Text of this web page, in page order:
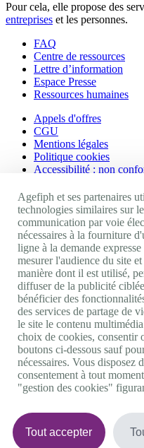
Pour cela, elle propose des
entreprises et les personnes.
FAQ
Centre de ressources
Lettre d’information
Espace Presse
Ressources humaines
Appels d'offres
CGU
Mentions légales
Politique cookies
Accessibilité : non
Nos autres sites
Site portail Agefiph
Activateur de progrès
Handinnov
Innovation et recherche
Université du RRH
Service AppuiPro
Nous suivre
Youtube
Linkedin
Facebook
Twitter
0 800 11 10 09Services &
Nous contacter
Agefiph et ses partenaires
technologies similaires sur
communication par voie
nécessaires à la fourniture
ligne à la demande
mesurer l'audience du site
manière dont il est utilisé,
diffuser de la publicité
bénéficier des
des services de partage de
le site le contenu
choix de cookies, consentir
boutons ci-dessous sauf
nécessaires. Vous disposez
consentement à tout
"gestion des cookies"
Tout accepter